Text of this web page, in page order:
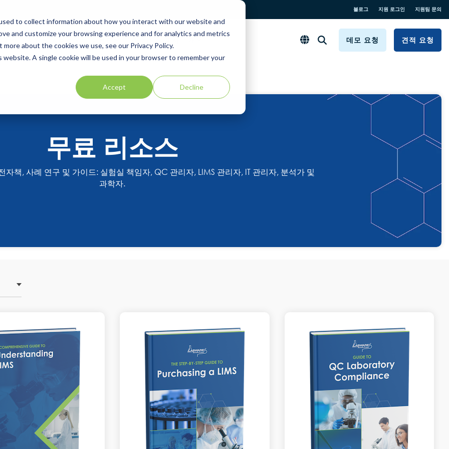
to collect information about how you interact with our website and
and customize your browsing experience and for analytics and metrics
about the cookies we use, see our Privacy Policy.
A single cookie will be used in your browser to remember your
Accept Decline
블로그 지원 로그인 지원팀 문의
지원 및 서비스 이벤트 회사 소개 데모 요청 견적 요청
무료 리소스
자책, 사례 연구 및 가이드: 실험실 책임자, QC 관리자, LIMS 관리자, IT 관리자, 분석가 및
과학자.